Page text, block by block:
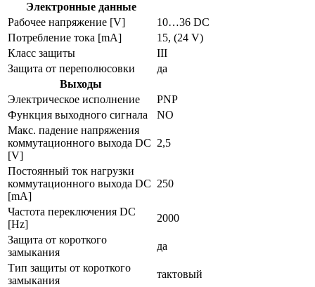
Электронные данные
Рабочее напряжение [V]
10…36 DC
Потребление тока [mA]
15, (24 V)
Класс защиты
III
Защита от переполюсовки
да
Выходы
Электрическое исполнение
PNP
Функция выходного сигнала
NO
Макс. падение напряжения
коммутационного выхода DC
[V]
2,5
Постоянный ток нагрузки
коммутационного выхода DC
[mA]
250
Частота переключения DC
[Hz]
2000
Защита от короткого
замыкания
да
Тип защиты от короткого
замыкания
тактовый